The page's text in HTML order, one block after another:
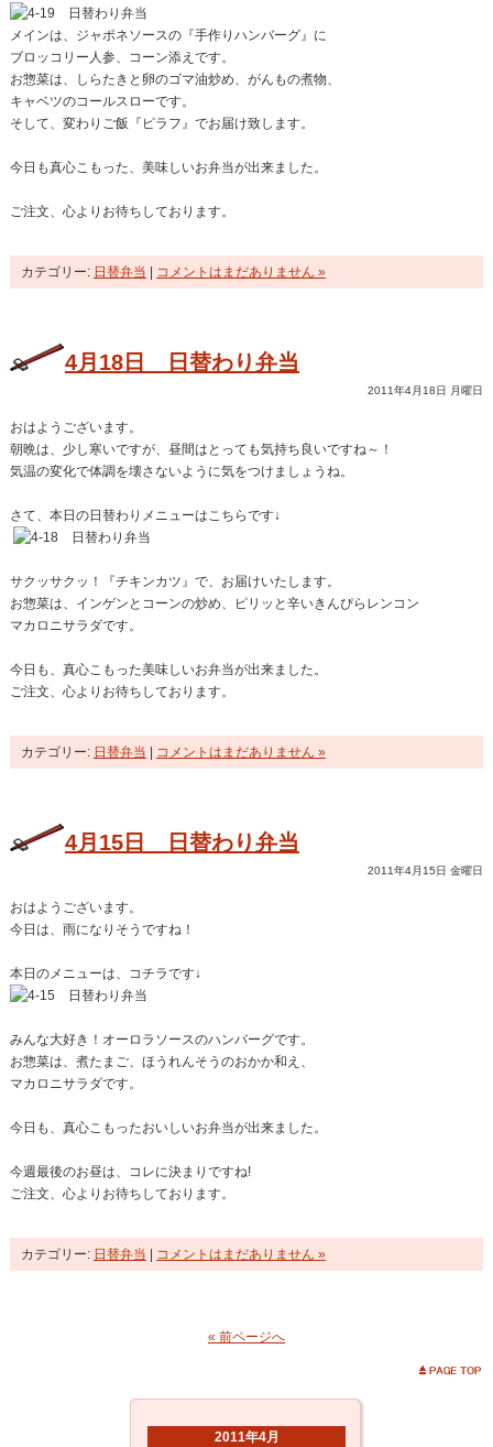
2011年4月
メインは、ジャポネソースの『手作りハンバーグ』に
ブロッコリー人参、コーン添えです。
お惣菜は、しらたきと卵のゴマ油炒め、がんもの煮物、
キャベツのコールスローです。
そして、変わりご飯『ピラフ』でお届け致します。
今日も真心こもった、美味しいお弁当が出来ました。
ご注文、心よりお待ちしております。
カテゴリー: 日替弁当 コメントはまだありません »
4月18日 日替わり弁当
2011年4月18日 月曜日
おはようございます。
朝晩は、少し寒いですが、昼間はとっても気持ち良いですね～！
気温の変化で体調を壊さないように気をつけましょうね。
さて、本日の日替わりメニューはこちらです↓
サクッサクッ！『チキンカツ』で、お届けいたします。
お惣菜は、インゲンとコーンの炒め、ピリッと辛いきんぴらレンコン
マカロニサラダです。
今日も、真心こもった美味しいお弁当が出来ました。
ご注文、心よりお待ちしております。
カテゴリー: 日替弁当 コメントはまだありません »
4月15日 日替わり弁当
2011年4月15日 金曜日
おはようございます。
今日は、雨になりそうですね！
本日のメニューは、コチラです↓
みんな大好き！オーロラソースのハンバーグです。
お惣菜は、煮たまご、ほうれんそうのおかか和え、
マカロニサラダです。
今日も、真心こもったおいしいお弁当が出来ました。
今週最後のお昼は、コレに決まりですね!
ご注文、心よりお待ちしております。
カテゴリー: 日替弁当 コメントはまだありません »
« 前ページへ